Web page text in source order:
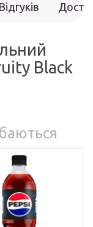
Відгуків
Black